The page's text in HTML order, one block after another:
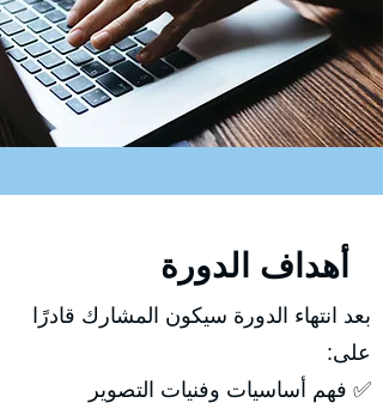
بعد انتهاء الدورة سيكون المشارك قادرًا
على:
✅ فهم أساسيات وفنيات التصوير